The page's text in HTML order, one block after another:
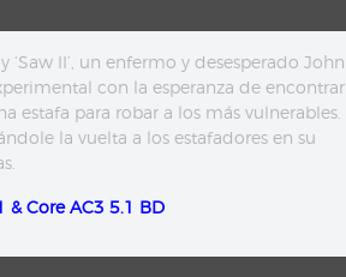
‘Saw II’, un enfermo y desesperado John
con la esperanza de encontrar
estafa para robar a los más vulnerables.
la vuelta a los estafadores en su
& Core AC3 5.1 BD